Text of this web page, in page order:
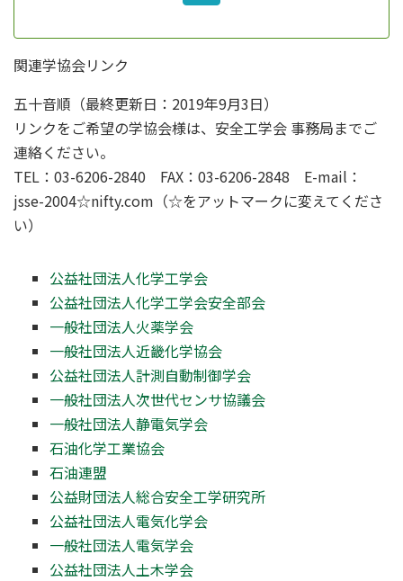
関連学協会リンク
五十音順（最終更新日：2019年9月3日）
リンクをご希望の学協会様は、安全工学会 事務局までご
連絡ください。
TEL：03-6206-2840 FAX：03-6206-2848 E-mail：
jsse-2004☆nifty.com（☆をアットマークに変えてくださ
い）
公益社団法人化学工学会
公益社団法人化学工学会安全部会
一般社団法人火薬学会
一般社団法人近畿化学協会
公益社団法人計測自動制御学会
一般社団法人次世代センサ協議会
一般社団法人静電気学会
石油化学工業協会
石油連盟
公益財団法人総合安全工学研究所
公益社団法人電気化学会
一般社団法人電気学会
公益社団法人土木学会